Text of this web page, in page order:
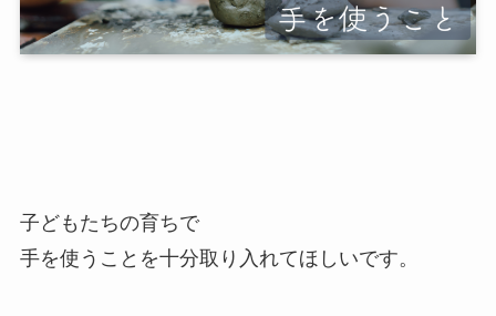
子どもたちの育ちで
手を使うことを十分取り入れてほしいです。